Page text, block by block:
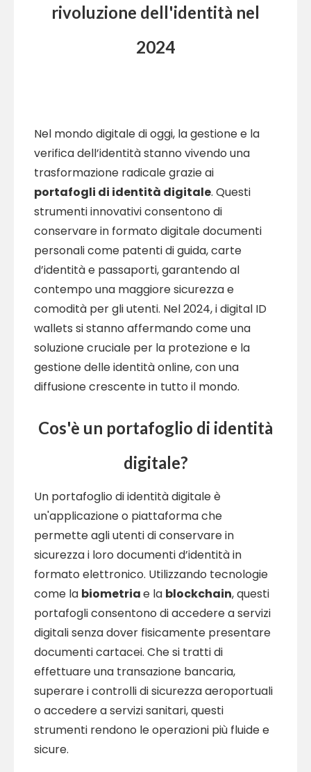
rivoluzione dell'identità nel
2024
Nel mondo digitale di oggi, la gestione e la
verifica dell’identità stanno vivendo una
trasformazione radicale grazie ai
portafogli di identità digitale. Questi
strumenti innovativi consentono di
conservare in formato digitale documenti
personali come patenti di guida, carte
d’identità e passaporti, garantendo al
contempo una maggiore sicurezza e
comodità per gli utenti. Nel 2024, i digital ID
wallets si stanno affermando come una
soluzione cruciale per la protezione e la
gestione delle identità online, con una
diffusione crescente in tutto il mondo.
Cos'è un portafoglio di identità
digitale?
Un portafoglio di identità digitale è
un'applicazione o piattaforma che
permette agli utenti di conservare in
sicurezza i loro documenti d’identità in
formato elettronico. Utilizzando tecnologie
come la biometriae la blockchain, questi
portafogli consentono di accedere a servizi
digitali senza dover fisicamente presentare
documenti cartacei. Che si tratti di
effettuare una transazione bancaria,
superare i controlli di sicurezza aeroportuali
o accedere a servizi sanitari, questi
strumenti rendono le operazioni più fluide e
sicure.